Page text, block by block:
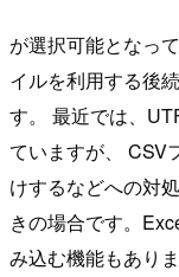
が選択可能となっ
イルを利用する後
す。 最近では、
ていますが、 CSV
けするなどへの対
きの場合です。
み込む機能もあり